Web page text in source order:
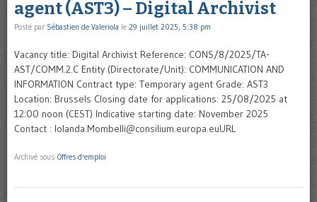
agent (AST3) – Digital Archivist
Posté par Sébastien de Valeriola le 29 juillet 2025, 5:38 pm
Vacancy title: Digital Archivist Reference: CONS/8/2025/TA-
AST/COMM.2.C Entity (Directorate/Unit): COMMUNICATION AND
INFORMATION Contract type: Temporary agent Grade: AST3
Location: Brussels Closing date for applications: 25/08/2025 at
12:00 noon (CEST) Indicative starting date: November 2025
Contact : Iolanda.Mombelli@consilium.europa.euURL
Archivé sous Offres d'emploi